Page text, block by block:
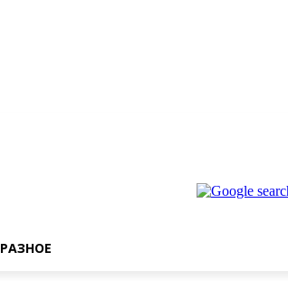
РАЗНОЕ